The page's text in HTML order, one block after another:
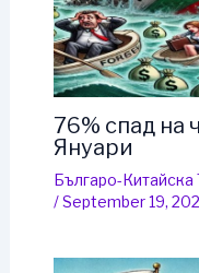
76% спад на
Януари
Българо-
/September 19,